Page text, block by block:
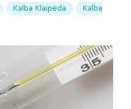
Kalba Klaipėda Kalba